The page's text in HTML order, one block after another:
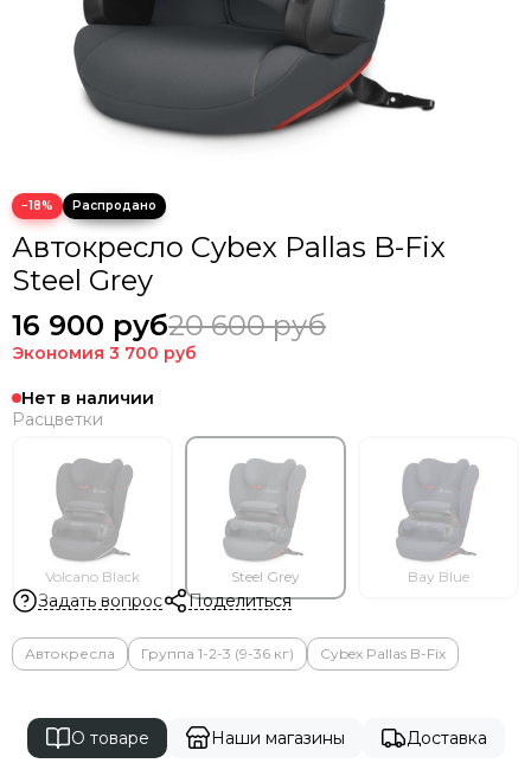
−18%
Автокресло Cybex Pallas B-Fix
Steel Grey
16 900 руб20 600 руб
Экономия 3 700 руб
Нет в наличии
Расцветки
Volcano Black Steel Grey Bay Blue
Задать вопрос Поделиться
Автокресла Группа 1-2-3 (9-36 кг) Cybex Pallas B-Fix
О товаре Наши магазины Доставка